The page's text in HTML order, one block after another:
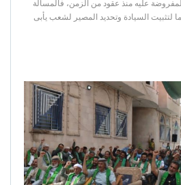
عليه منذ عقود من الزمن، فالمسألة
السيادة وتحديد المصير لشعب يأبى